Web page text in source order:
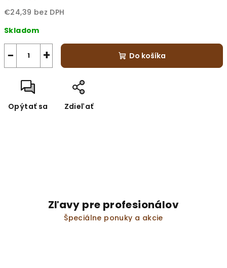
€24,39 bez DPH
cena:
Skladom
+
− Do košíka
Opýtať sa Zdieľať
Zľavy pre profesionálov
Špeciálne ponuky a akcie